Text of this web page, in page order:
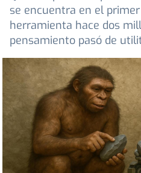
se encuentra en el
herramienta hace dos
pensamiento pasó de